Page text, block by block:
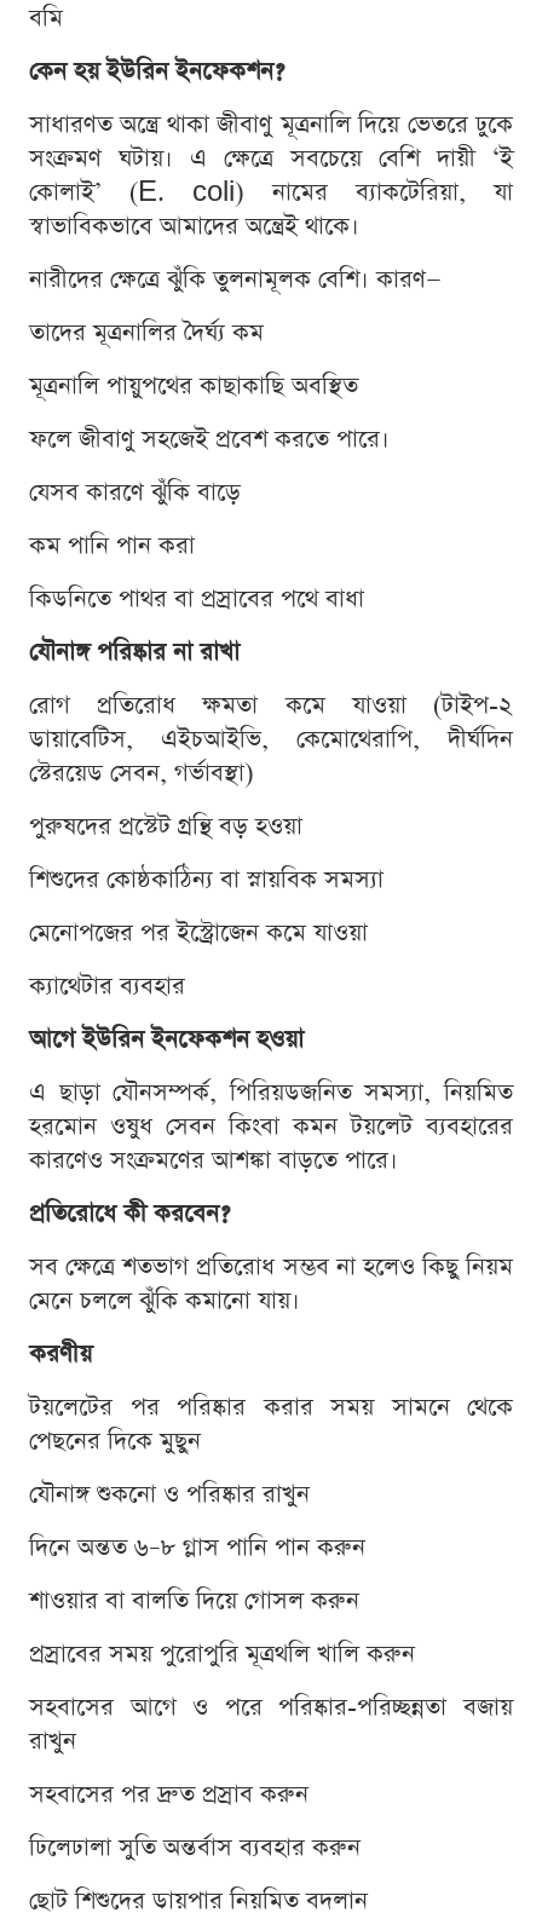
বমি
কেন হয় ইউরিন ইনফেকশন?
সাধারণত অন্ত্রে থাকা জীবাণু মূত্রনালি দিয়ে ভেতরে ঢুকে
সংক্রমণ ঘটায়। এ ক্ষেত্রে সবচেয়ে বেশি দায়ী ‘ই
কোলাই’ (E. coli) নামের ব্যাকটেরিয়া, যা
স্বাভাবিকভাবে আমাদের অন্ত্রেই থাকে।
নারীদের ক্ষেত্রে ঝুঁকি তুলনামূলক বেশি। কারণ—
তাদের মূত্রনালির দৈর্ঘ্য কম
মূত্রনালি পায়ুপথের কাছাকাছি অবস্থিত
ফলে জীবাণু সহজেই প্রবেশ করতে পারে।
যেসব কারণে ঝুঁকি বাড়ে
কম পানি পান করা
কিডনিতে পাথর বা প্রস্রাবের পথে বাধা
যৌনাঙ্গ পরিষ্কার না রাখা
রোগ প্রতিরোধ ক্ষমতা কমে যাওয়া (টাইপ-২
ডায়াবেটিস, এইচআইভি, কেমোথেরাপি, দীর্ঘদিন
স্টেরয়েড সেবন, গর্ভাবস্থা)
পুরুষদের প্রস্টেট গ্রন্থি বড় হওয়া
শিশুদের কোষ্ঠকাঠিন্য বা স্নায়বিক সমস্যা
মেনোপজের পর ইস্ট্রোজেন কমে যাওয়া
ক্যাথেটার ব্যবহার
আগে ইউরিন ইনফেকশন হওয়া
এ ছাড়া যৌনসম্পর্ক, পিরিয়ডজনিত সমস্যা, নিয়মিত
হরমোন ওষুধ সেবন কিংবা কমন টয়লেট ব্যবহারের
কারণেও সংক্রমণের আশঙ্কা বাড়তে পারে।
প্রতিরোধে কী করবেন?
সব ক্ষেত্রে শতভাগ প্রতিরোধ সম্ভব না হলেও কিছু নিয়ম
মেনে চললে ঝুঁকি কমানো যায়।
করণীয়
টয়লেটের পর পরিষ্কার করার সময় সামনে থেকে
পেছনের দিকে মুছুন
যৌনাঙ্গ শুকনো ও পরিষ্কার রাখুন
দিনে অন্তত ৬–৮ গ্লাস পানি পান করুন
শাওয়ার বা বালতি দিয়ে গোসল করুন
প্রস্রাবের সময় পুরোপুরি মূত্রথলি খালি করুন
সহবাসের আগে ও পরে পরিষ্কার-পরিচ্ছন্নতা বজায়
রাখুন
সহবাসের পর দ্রুত প্রস্রাব করুন
ঢিলেঢালা সুতি অন্তর্বাস ব্যবহার করুন
ছোট শিশুদের ডায়পার নিয়মিত বদলান